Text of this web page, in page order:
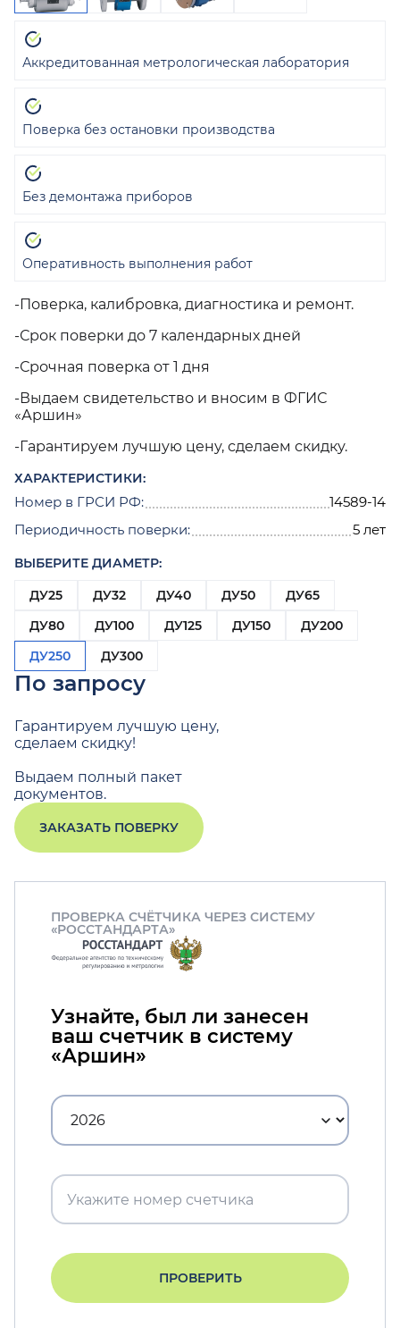
-Поверка, калибровка, диагностика и ремонт.
-Срок поверки до 7 календарных дней
-Срочная поверка от 1 дня
-Выдаем свидетельство и вносим в ФГИС
«Аршин»
-Гарантируем лучшую цену, сделаем скидку.
ХАРАКТЕРИСТИКИ:
Номер в ГРСИ РФ:
14589-14
Периодичность поверки:
5 лет
ВЫБЕРИТЕ ДИАМЕТР:
ДУ25
ДУ32 ДУ40 ДУ50
ДУ65
ДУ80
ДУ100 ДУ125 ДУ150
ДУ200
ДУ250
ДУ300
По запросу
Гарантируем лучшую цену,
сделаем скидку!
Выдаем полный пакет
документов.
ЗАКАЗАТЬ ПОВЕРКУ
Аккредитованная метрологическая лаборатория
Поверка без остановки производства
Без демонтажа приборов
Оперативность выполнения работ
ПРОВЕРКА СЧЁТЧИКА ЧЕРЕЗ СИСТЕМУ
«РОССТАНДАРТА»
Узнайте, был ли занесен
ваш счетчик в систему
«Аршин»
ПРОВЕРИТЬ